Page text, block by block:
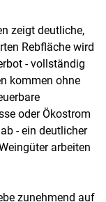
zeigt deutliche,
Rebfläche wird
- vollständig
kommen ohne
oder Ökostrom
- ein deutlicher
arbeiten
zunehmend auf